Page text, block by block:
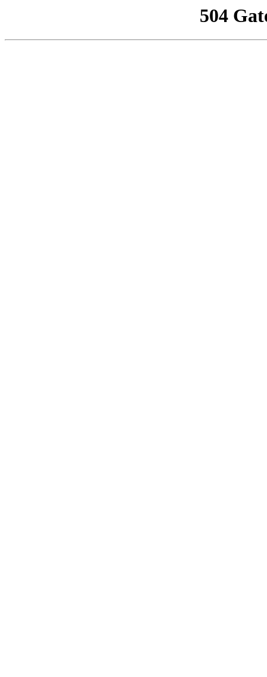
504